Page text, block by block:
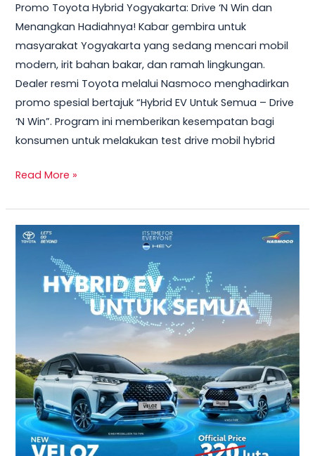
Promo Toyota Hybrid Yogyakarta: Drive ‘N Win dan
Menangkan Hadiahnya! Kabar gembira untuk
masyarakat Yogyakarta yang sedang mencari mobil
modern, irit bahan bakar, dan ramah lingkungan.
Dealer resmi Toyota melalui Nasmoco menghadirkan
promo spesial bertajuk “Hybrid EV Untuk Semua – Drive
‘N Win”. Program ini memberikan kesempatan bagi
konsumen untuk melakukan test drive mobil hybrid
2026
–
Test
Drive
Sekarang
&
Bawa
Pulang
TV
GRATIS!
Read More »
Toyota
Promo
Terbaru
di
Yogyakarta